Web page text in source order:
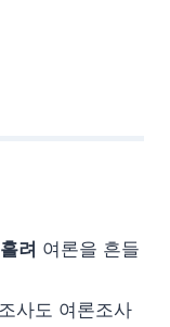
려 여론을 흔들
사도 여론조사